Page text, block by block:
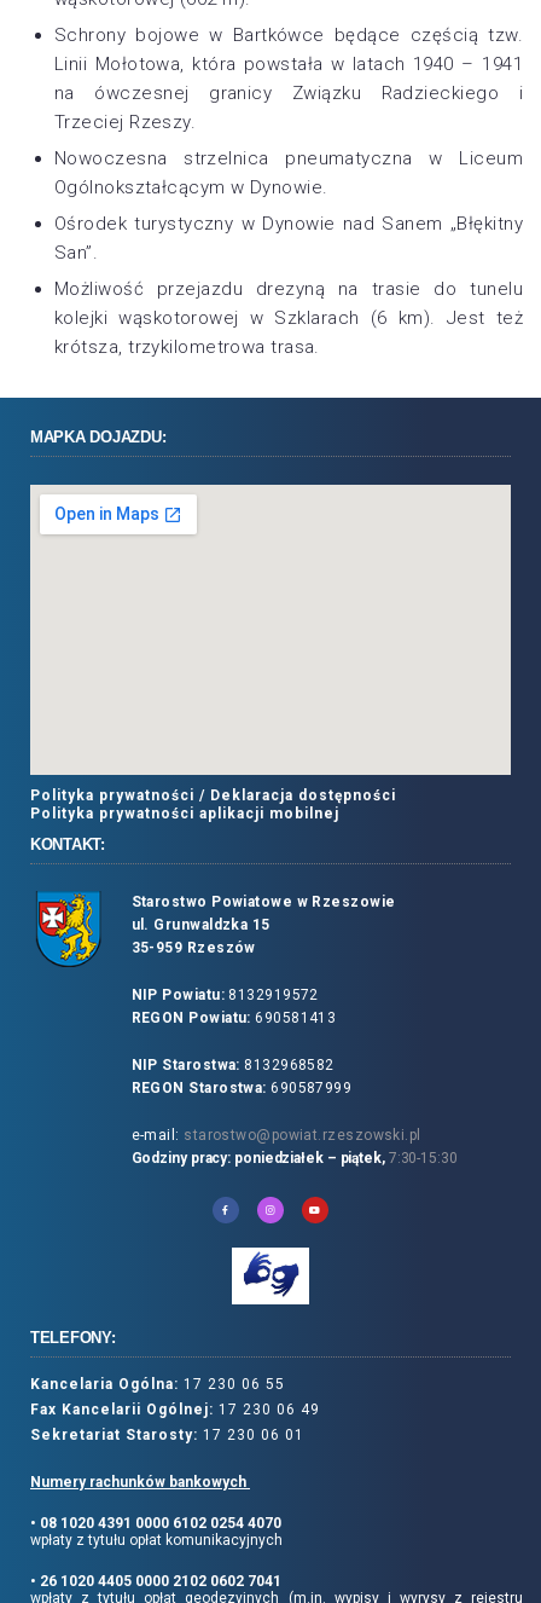
Schrony bojowe w Bartkówce będące częścią tzw.
Linii Mołotowa, która powstała w latach 1940 – 1941
na ówczesnej granicy Związku Radzieckiego i
Trzeciej Rzeszy.
Nowoczesna strzelnica pneumatyczna w Liceum
Ogólnokształcącym w Dynowie.
Ośrodek turystyczny w Dynowie nad Sanem „Błękitny
San”.
Możliwość przejazdu drezyną na trasie do tunelu
kolejki wąskotorowej w Szklarach (6 km). Jest też
krótsza, trzykilometrowa trasa.
MAPKA DOJAZDU:
Polityka prywatności / Deklaracja dostępności
Polityka prywatności aplikacji mobilnej
KONTAKT:
Starostwo Powiatowe w Rzeszowie
ul. Grunwaldzka 15
35-959 Rzeszów
NIP Powiatu:8132919572
REGON Powiatu: 690581413
NIP Starostwa: 8132968582
REGON Starostwa: 690587999
e-mail: starostwo@powiat.rzeszowski.pl
Godziny pracy: poniedziałek – piątek, 7:30-15:30
TELEFONY:
Kancelaria Ogólna: 17 230 06 55
Fax Kancelarii Ogólnej: 17 230 06 49
Sekretariat Starosty: 17 230 06 01
Numery rachunków bankowych
• 08 1020 4391 0000 6102 0254 4070
wpłaty z tytułu opłat komunikacyjnych
• 26 1020 4405 0000 2102 0602 7041
wpłaty z tytułu opłat geodezyjnych (m.in. wypisy i wyrysy z rejestru